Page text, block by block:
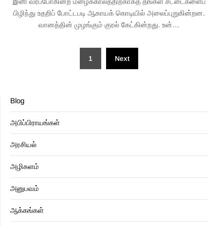
பிழிந்து உதறிப் போட்டபடி ஆகாயக் கொடியில் அலைப்புறுகின்றன.
வானத்தின் முழங்கும் குரல் கேட்கின்றது. உன்…
1 Next
Blog
அபிப்பிராயங்கள்
அரசியல்
அழிகளம்
அனுபவம்
ஆக்கங்கள்